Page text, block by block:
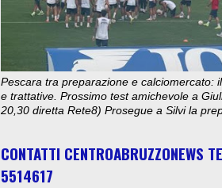
Pescara tra preparazione e calciomercato:
e trattative. Prossimo test amichevole a
20,30 diretta Rete8) Prosegue a Silvi la
CONTATTI CENTROABRUZZONEWS
5514617